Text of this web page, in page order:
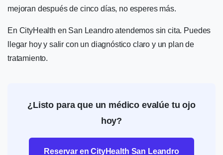
mejoran después de cinco días, no esperes más.
En CityHealth en San Leandro atendemos sin cita. Puedes
llegar hoy y salir con un diagnóstico claro y un plan de
tratamiento.
¿Listo para que un médico evalúe tu ojo
hoy?
Reservar en CityHealth San Leandro